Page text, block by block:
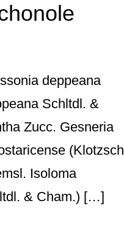
deppeana
Schltdl. &
Zucc. Gesneria
(Klotzsch
Isoloma
& Cham.) […]